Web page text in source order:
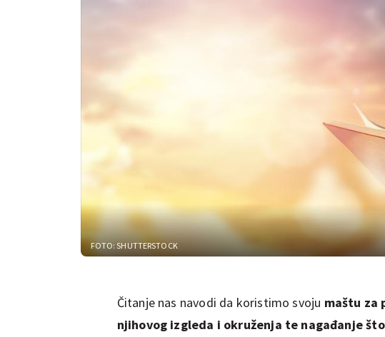
FOTO: SHUTTERSTOCK
Čitanje nas navodi da koristimo svoju maštu za
njihovog izgleda i okruženja te nagađanje